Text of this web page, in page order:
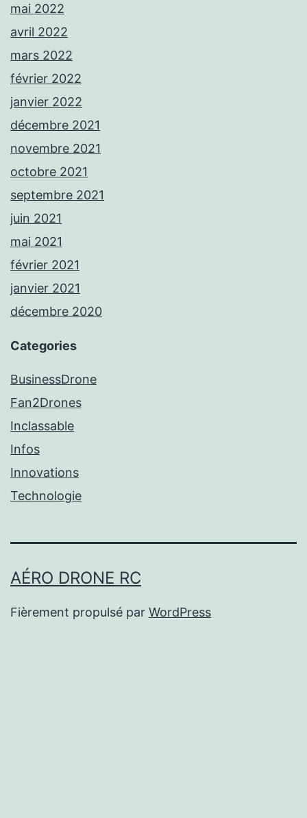
mai 2022
avril 2022
mars 2022
février 2022
janvier 2022
décembre 2021
novembre 2021
octobre 2021
septembre 2021
juin 2021
mai 2021
février 2021
janvier 2021
décembre 2020
Categories
BusinessDrone
Fan2Drones
Inclassable
Infos
Innovations
Technologie
AÉRO DRONE RC
Fièrement propulsé par WordPress